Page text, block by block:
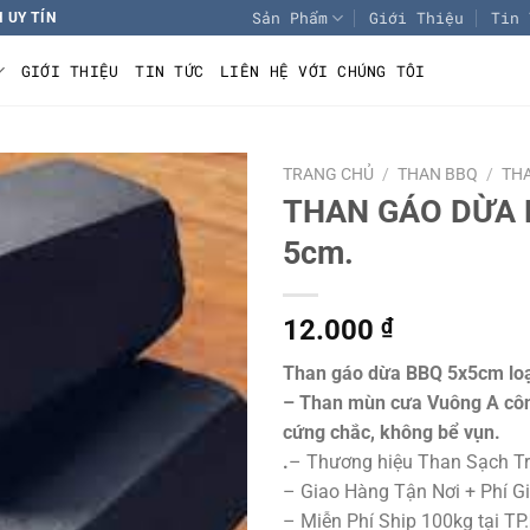
UY TÍN Sản Phẩm Giới Thiệu Tin
GIỚI THIỆU TIN TỨC LIÊN HỆ VỚI CHÚNG TÔI
Add to
wishlist
TRANG CHỦ / THAN BBQ /
THAN GÁO DỪA
5cm.
12.000 ₫
Than gáo dừa BBQ 5x5cm
– Than mùn cưa Vuông A
cứng chắc, không bể vụn.
.– Thương hiệu Than Sạch
– Giao Hàng Tận Nơi + Phí
– Miễn Phí Ship 100kg tại